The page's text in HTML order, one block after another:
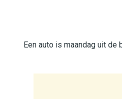
Een auto is maandag uit